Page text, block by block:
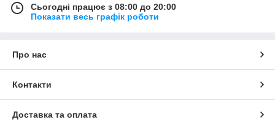
Сьогодні працює з 08:00 до 20:00
Показати весь графік роботи
Про нас
Контакти
Доставка та оплата